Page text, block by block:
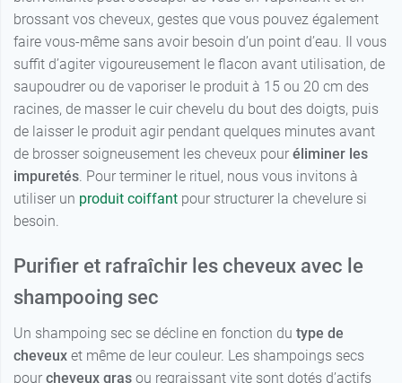
brossant vos cheveux, gestes que vous pouvez également
faire vous-même sans avoir besoin d’un point d’eau. Il vous
suffit d’agiter vigoureusement le flacon avant utilisation, de
saupoudrer ou de vaporiser le produit à 15 ou 20 cm des
racines, de masser le cuir chevelu du bout des doigts, puis
de laisser le produit agir pendant quelques minutes avant
de brosser soigneusement les cheveux pour éliminer les
impuretés. Pour terminer le rituel, nous vous invitons à
utiliser un produit coiffant pour structurer la chevelure si
besoin.
Purifier et rafraîchir les cheveux avec le
shampooing sec
Un shampoing sec se décline en fonction du type de
cheveux et même de leur couleur. Les shampoings secs
pour cheveux gras ou regraissant vite sont dotés d’actifs